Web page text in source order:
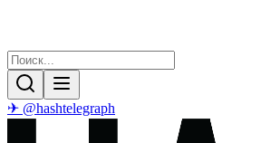
✈ @hashtelegraph